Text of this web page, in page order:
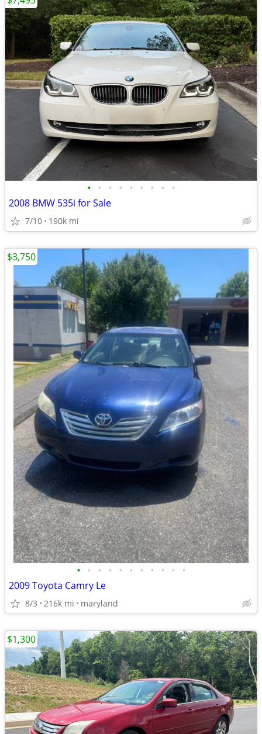
• • • • • • • • •
2008 BMW 535i for Sale
7/10 190k mi
• • • • • • • • • • •
2009 Toyota Camry Le
8/3 216k mi maryland
$3,750
$1,300